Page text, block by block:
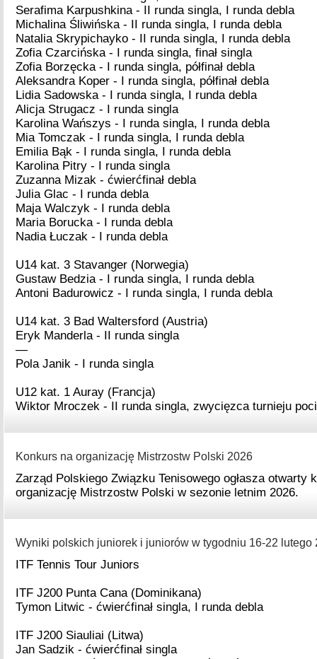
Serafima Karpushkina - II runda singla, I runda debla
Michalina Śliwińska - II runda singla, I runda debla
Natalia Skrypichayko - II runda singla, I runda debla
Zofia Czarcińska - I runda singla, finał singla
Zofia Borzęcka - I runda singla, półfinał debla
Aleksandra Koper - I runda singla, półfinał debla
Lidia Sadowska - I runda singla, I runda debla
Alicja Strugacz - I runda singla
Karolina Wańszys - I runda singla, I runda debla
Mia Tomczak - I runda singla, I runda debla
Emilia Bąk - I runda singla, I runda debla
Karolina Pitry - I runda singla
Zuzanna Mizak - ćwierćfinał debla
Julia Glac - I runda debla
Maja Walczyk - I runda debla
Maria Borucka - I runda debla
Nadia Łuczak - I runda debla
U14 kat. 3 Stavanger (Norwegia)
Gustaw Bedzia - I runda singla, I runda debla
Antoni Badurowicz - I runda singla, I runda debla
U14 kat. 3 Bad Waltersford (Austria)
Eryk Manderla - II runda singla
—
Pola Janik - I runda singla
U12 kat. 1 Auray (Francja)
Wiktor Mroczek - II runda singla, zwycięzca turnieju
Konkurs na organizację Mistrzostw Polski 2026
Zarząd Polskiego Związku Tenisowego ogłasza otwarty
organizację Mistrzostw Polski w sezonie letnim 2026.
Wyniki polskich juniorek i juniorów w tygodniu 16-22 lutego
ITF Tennis Tour Juniors
ITF J200 Punta Cana (Dominikana)
Tymon Litwic - ćwierćfinał singla, I runda debla
ITF J200 Siauliai (Litwa)
Jan Sadzik - ćwierćfinał singla